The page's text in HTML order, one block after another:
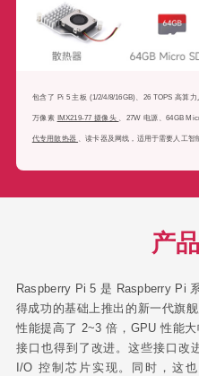
包含了 Pi 5 主板 (1/2/4/8/16GB)、26 TOPS 高算
万像素 IMX219-77 摄像头 、27W 电源、64GB
代专用散热器 、读卡器及网线，适用于需要人工智
产
Raspberry Pi 5 是 Raspberry Pi
得成功的基础上推出的新一代旗
性能提高了 2~3 倍，GPU 性能
接口也得到了改进。这些接口改
I/O 控制芯片实现。同时，这